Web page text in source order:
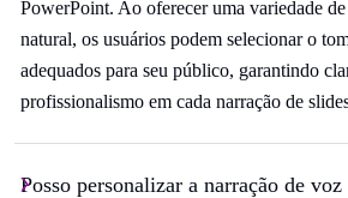
PowerPoint. Ao oferecer uma variedade
natural, os usuários podem selecionar o
adequados para seu público, garantindo
profissionalismo em cada narração de
Posso personalizar a narração de